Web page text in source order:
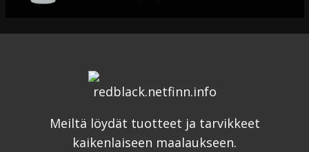
Meiltä löydät tuotteet ja tarvikkeet
kaikenlaiseen maalaukseen.